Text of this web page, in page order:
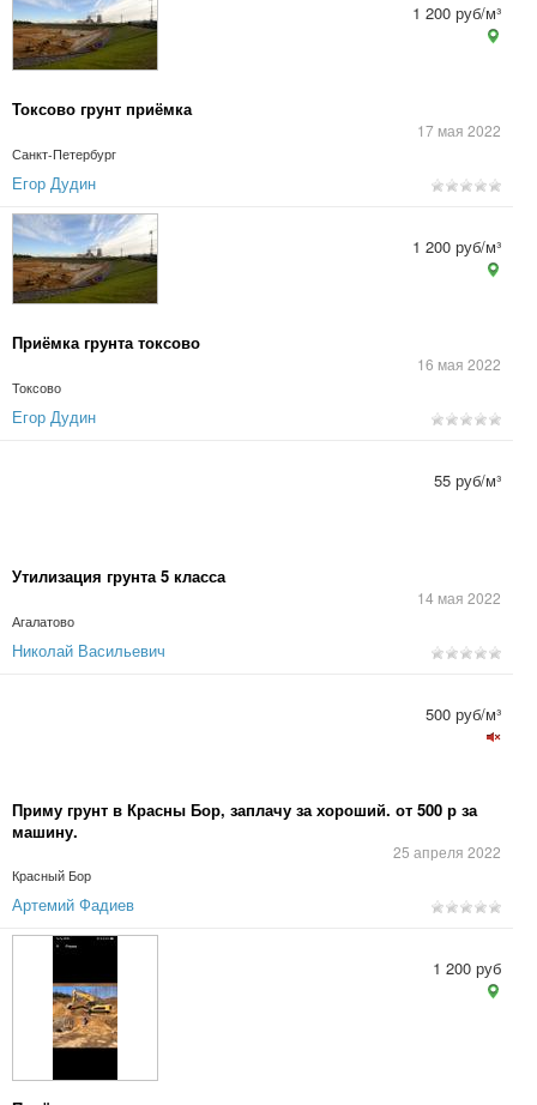
Токсово грунт приёмка
17 мая 2022
Санкт-Петербург
1 200 руб/м³
Егор Дудин
Приёмка грунта токсово
16 мая 2022
Токсово
1 200 руб/м³
Егор Дудин
Утилизация грунта 5 класса
14 мая 2022
Агалатово
55 руб/м³
Николай Васильевич
Приму грунт в Красны Бор, заплачу за хороший. от 500 р за
машину.
25 апреля 2022
Красный Бор
500 руб/м³
Артемий Фадиев
1 200 руб